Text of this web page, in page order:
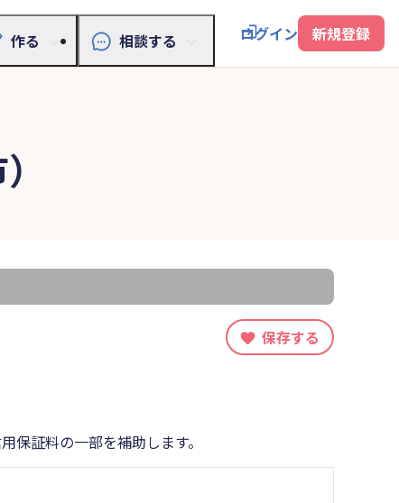
作る 相談する ログイン 新規登録
保存する
証料の一部を補助します。